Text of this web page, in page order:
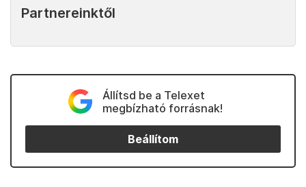
Partnereinktől
Állítsd be a Telexet
megbízható forrásnak!
Beállítom